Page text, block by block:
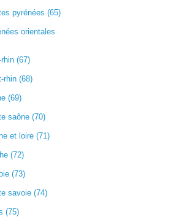
pyrénées (65)
orientales
(67)
rhin (68)
(69)
saône (70)
et loire (71)
(72)
(73)
savoie (74)
(75)